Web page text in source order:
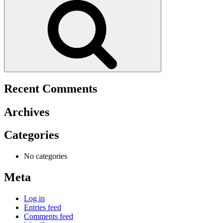
Recent Comments
Archives
Categories
No categories
Meta
Log in
Entries feed
Comments feed